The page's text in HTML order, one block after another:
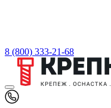
8 (800) 333-21-68